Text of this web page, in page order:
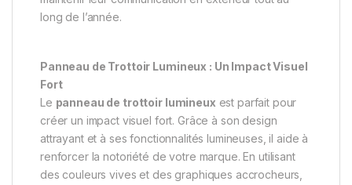
long de l’année.
Panneau de Trottoir Lumineux : Un Impact Visuel
Fort
Le panneau de trottoir lumineux est parfait pour
créer un impact visuel fort. Grâce à son design
attrayant et à ses fonctionnalités lumineuses, il aide à
renforcer la notoriété de votre marque. En utilisant
des couleurs vives et des graphiques accrocheurs,